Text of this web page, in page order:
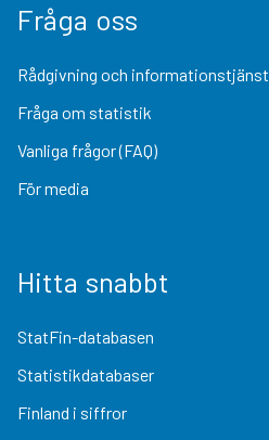
Fråga oss
Rådgivning och informationstjänst
Fråga om statistik
Vanliga frågor (FAQ)
För media
Hitta snabbt
StatFin-databasen
Statistikdatabaser
Finland i siffror